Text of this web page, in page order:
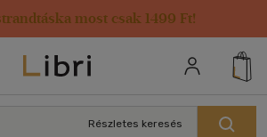
most csak 1499 Ft!
Kártya adatai
Részletes keresés